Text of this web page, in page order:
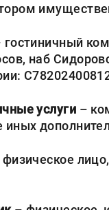
гостиничный
наб
услуги –
иных
физическое